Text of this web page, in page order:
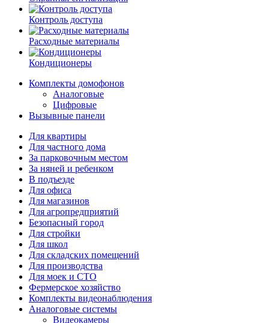
Контроль доступа
Расходные материалы
Кондиционеры
Комплекты домофонов
Аналоговые
Цифровые
Вызывные панели
Для квартиры
Для частного дома
За парковочным местом
За няней и ребенком
В подъезде
Для офиса
Для магазинов
Для агропредприятий
Безопасный город
Для стройки
Для школ
Для складских помещений
Для производства
Для моек и СТО
Фермерское хозяйство
Комплекты видеонаблюдения
Аналоговые системы
Видеокамеры